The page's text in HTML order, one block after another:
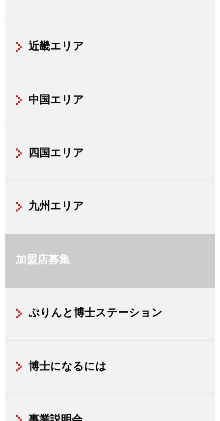
近畿エリア
中国エリア
四国エリア
九州エリア
加盟店募集
ぷりんと博士ステーション
博士になるには